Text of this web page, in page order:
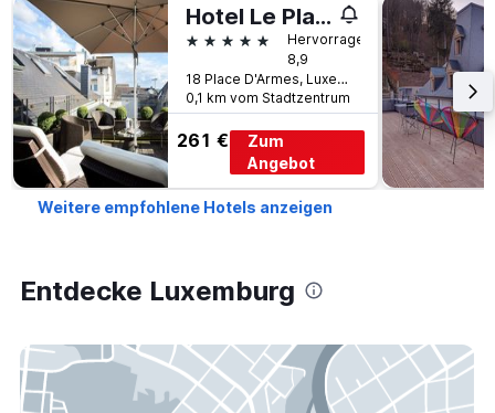
Hotel Le Place d'Armes - Relais & Châteaux
5 Sterne
Hervorragend
8,9
18 Place D'Armes, Luxemburg, Distrikt Luxemburg, Luxemburg
0,1 km vom Stadtzentrum
261 €
Zum
Angebot
Weitere empfohlene Hotels anzeigen
Entdecke Luxemburg